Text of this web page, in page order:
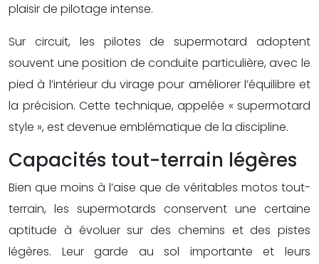
plaisir de pilotage intense.
Sur circuit, les pilotes de supermotard adoptent
souvent une position de conduite particulière, avec le
pied à l’intérieur du virage pour améliorer l’équilibre et
la précision. Cette technique, appelée « supermotard
style », est devenue emblématique de la discipline.
Capacités tout-terrain légères
Bien que moins à l’aise que de véritables motos tout-
terrain, les supermotards conservent une certaine
aptitude à évoluer sur des chemins et des pistes
légères. Leur garde au sol importante et leurs